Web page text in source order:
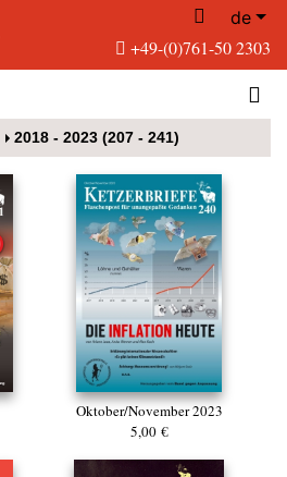
de
+49-(0)761-50 2303
2018 - 2023 (207 - 241)
Oktober/November 2023
5,00 €